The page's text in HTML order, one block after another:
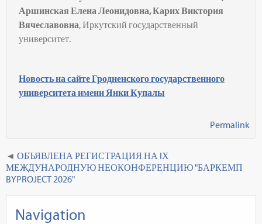
Аршинская Елена Леонидовна, Карих Виктория
Вячеславовна, Иркутский государственный
университет.
Новость на сайте Гродненского государственного
университета имени Янки Купалы
Permalink
ОБЪЯВЛЕНА РЕГИСТРАЦИЯ НА IХ
МЕЖДУНАРОДНУЮ НЕОКОНФЕРЕНЦИЮ "БАРКЕМП
BYPROJECT 2026"
Navigation